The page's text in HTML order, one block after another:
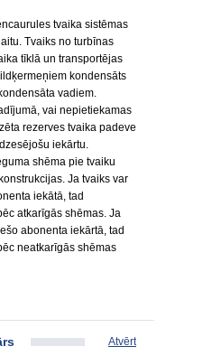
tvaika sistēmas
Tvaiks no turbīnas
tīklā un transportējas
kondensāts
vadiem.
vai nepietiekamas
rezerves tvaika padeve
iekārtu.
shēma pie tvaiku
Ja tvaiks var
iekātā, tad
atkarīgās shēmas. Ja
abonenta iekārtā, tad
neatkarīgās shēmas
Atvērt